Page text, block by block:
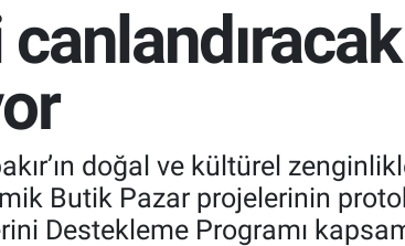
doğal ve kültürel
Butik Pazar projelerinin
Destekleme Programı